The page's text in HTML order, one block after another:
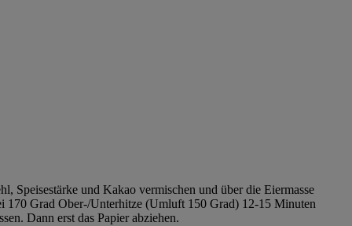
Speisestärke und Kakao vermischen und über die Eiermasse
170 Grad Ober-/Unterhitze (Umluft 150 Grad) 12-15 Minuten
Dann erst das Papier abziehen.